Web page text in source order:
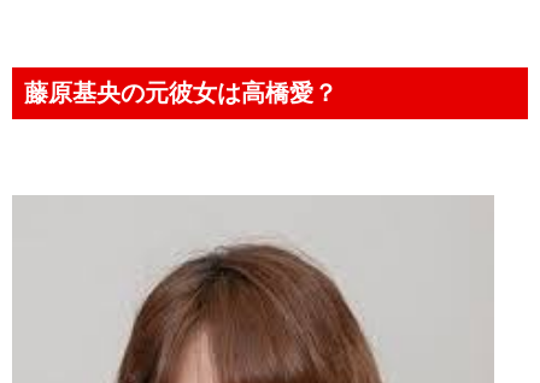
藤原基央の元彼女は高橋愛？